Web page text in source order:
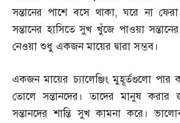
সন্তানের পাশে বসে থাকা,ঘরে না ফেরা
সন্তানের হাসিতে সুখ খুঁজে পাওয়া
নেওয়া শুধু একজন মায়ের দ্বারা সম্ভব।
একজন মায়ের চ্যালেঞ্জিং মুহূর্তগুলো পার
তোলে সন্তানদের। তাদের মানুষ করার
সন্তানদের শান্তি সুখ কামনা করে।